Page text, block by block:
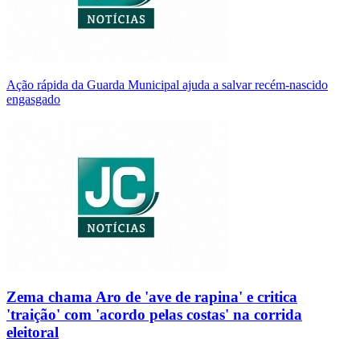
Ação rápida da Guarda Municipal ajuda a salvar recém-nascido
engasgado
Zema chama Aro de 'ave de rapina' e critica
'traição' com 'acordo pelas costas' na corrida
eleitoral